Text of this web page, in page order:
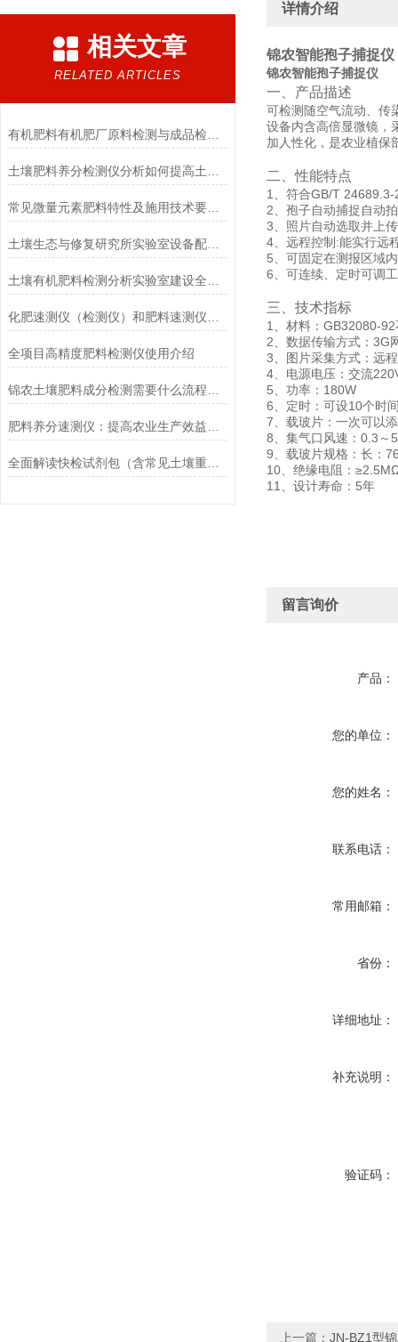
相关文章
RELATED ARTICLES
常见微量元素肥料特性及施用技术要点歌
土壤生态与修复研究所实验室设备配置清单
全项目高精度肥料检测仪使用介绍
全面解读快检试剂包（含常见土壤重金属快检）是什么？
详情介绍
锦农智能孢子捕捉仪
锦农智能孢子捕捉仪
一、产品描述
可检测随空气流动、传
设备内含高倍显微镜，
加人性化，是农业植保
二、性能特点
1、符合GB/T
2、孢子自动捕捉自动
3、照片自动选取并上
4、远程控制:能实行远
5、可固定在测报区域
6、可连续、定时可调
三、技术指标
1、材料：GB32080-
2、数据传输方式：3G
3、图片采集方式：远
4、电源电压：交流
5、功率：180W
6、定时：可设10个时
7、载玻片：一次可以
8、集气口风速：0.3～
9、载玻片规格：长：
10、绝缘电阻：
11、设计寿命：5年
留言询价
产品：
您的单位：
您的姓名：
联系电话：
常用邮箱：
省份：
详细地址：
补充说明：
验证码：
上一篇： JN-BZ1型